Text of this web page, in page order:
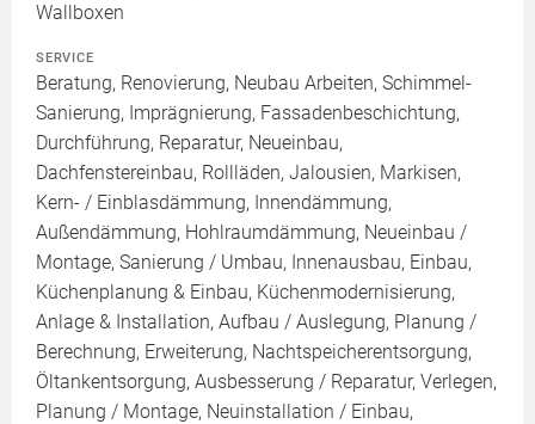
Wallboxen
SERVICE
Beratung, Renovierung, Neubau Arbeiten, Schimmel-
Sanierung, Imprägnierung, Fassadenbeschichtung,
Durchführung, Reparatur, Neueinbau,
Dachfenstereinbau, Rollläden, Jalousien, Markisen,
Kern- / Einblasdämmung, Innendämmung,
Außendämmung, Hohlraumdämmung, Neueinbau /
Montage, Sanierung / Umbau, Innenausbau, Einbau,
Küchenplanung & Einbau, Küchenmodernisierung,
Anlage & Installation, Aufbau / Auslegung, Planung /
Berechnung, Erweiterung, Nachtspeicherentsorgung,
Öltankentsorgung, Ausbesserung / Reparatur, Verlegen,
Planung / Montage, Neuinstallation / Einbau,